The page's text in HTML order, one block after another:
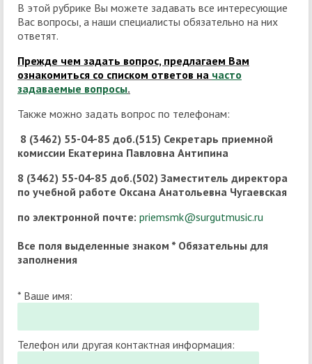
В этой рубрике Вы можете задавать все интересующие
Вас вопросы, а наши специалисты обязательно на них
ответят.
Прежде чем задать вопрос, предлагаем Вам
ознакомиться со списком ответов на часто
задаваемые вопросы.
Также можно задать вопрос по телефонам:
8 (3462) 55-04-85 доб.(515) Секретарь приемной
комиссии Екатерина Павловна Антипина
8 (3462) 55-04-85 доб.(502) Заместитель директора
по учебной работе Оксана Анатольевна Чугаевская
по электронной почте: priemsmk@surgutmusic.ru
Все поля выделенные знаком * Обязательны для
заполнения
* Ваше имя:
Телефон или другая контактная информация: